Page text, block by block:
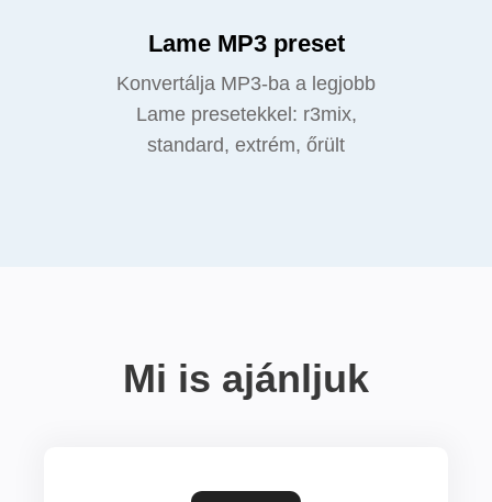
Lame MP3 preset
Konvertálja MP3-ba a legjobb
Lame presetekkel: r3mix,
standard, extrém, őrült
Mi is ajánljuk